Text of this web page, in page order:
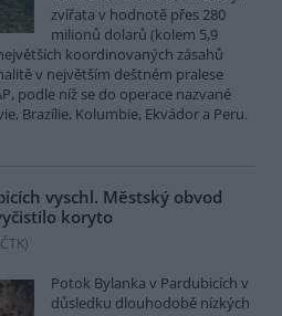
zvířata v hodnotě přes 280
milionů dolarů (kolem 5,9
koordinovaných zásahů
v největším deštném pralese
podle níž se do operace nazvané
Brazílie, Kolumbie, Ekvádor a Peru.
vyschl. Městský obvod
koryto
ČTK)
Potok Bylanka v Pardubicích v
důsledku dlouhodobě nízkých